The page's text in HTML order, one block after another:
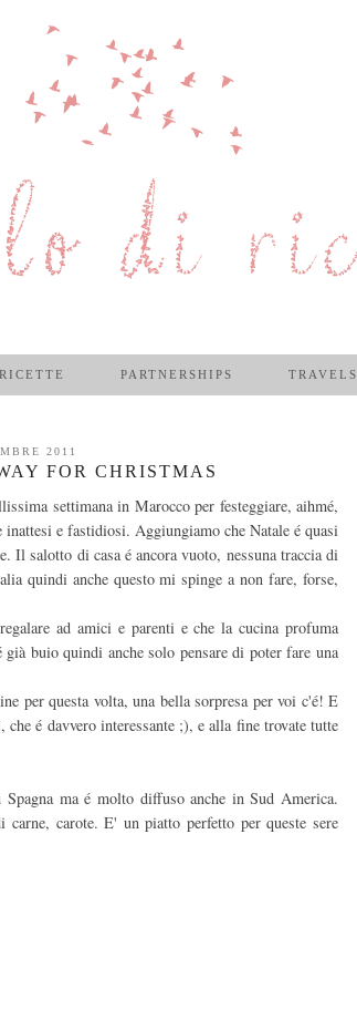
PARTNERSHIPS TRAVELS
2011
FOR CHRISTMAS
settimana in Marocco per festeggiare, aihmé,
e fastidiosi. Aggiungiamo che Natale é quasi
Il salotto di casa é ancora vuoto, nessuna traccia di
quindi anche questo mi spinge a non fare, forse,
ad amici e parenti e che la cucina profuma
buio quindi anche solo pensare di poter fare una
per questa volta, una bella sorpresa per voi c'é! E
é davvero interessante ;), e alla fine trovate tutte
ma é molto diffuso anche in Sud America.
carote. E' un piatto perfetto per queste sere